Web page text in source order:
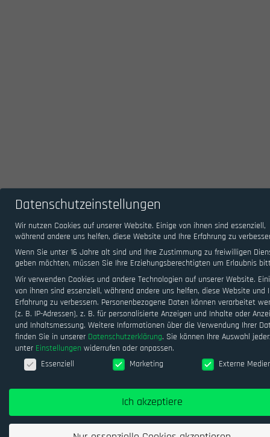
Datenschutzeinstellungen
Wir nutzen Cookies auf unserer Website. Einige von ihnen sind essenziell,
während andere uns helfen, diese Website und Ihre Erfahrung zu
Wenn Sie unter 16 Jahre alt sind und Ihre Zustimmung zu freiwilligen
geben möchten, müssen Sie Ihre Erziehungsberechtigten um Erlaubnis
Wir verwenden Cookies und andere Technologien auf unserer Website.
von ihnen sind essenziell, während andere uns helfen, diese Website und
Erfahrung zu verbessern. Personenbezogene Daten können verarbeitet
(z. B. IP-Adressen), z. B. für personalisierte Anzeigen und Inhalte oder
und Inhaltsmessung. Weitere Informationen über die Verwendung Ihrer
finden Sie in unserer Datenschutzerklärung. Sie können Ihre Auswahl
unter Einstellungen widerrufen oder anpassen.
Datenschutzeinstellungen
Essenziell Marketing Externe
Ich akzeptiere